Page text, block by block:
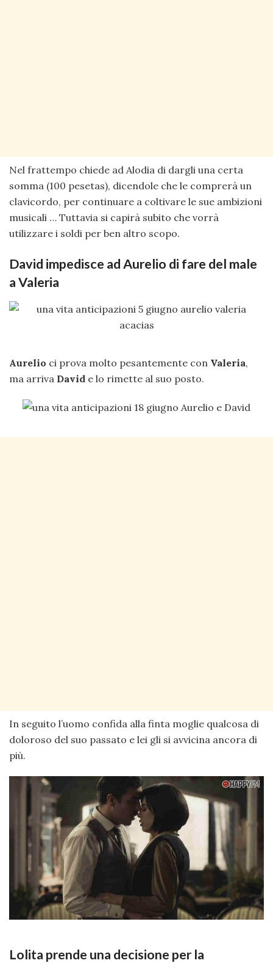
Nel frattempo chiede ad Alodia di dargli una certa
somma (100 pesetas), dicendole che le comprerà un
clavicordo, per continuare a coltivare le sue ambizioni
musicali … Tuttavia si capirà subito che vorrà
utilizzare i soldi per ben altro scopo.
David impedisce ad Aurelio di fare del male
a Valeria
Aurelio ci prova molto pesantemente con Valeria,
ma arriva David e lo rimette al suo posto.
In seguito l’uomo confida alla finta moglie qualcosa di
doloroso del suo passato e lei gli si avvicina ancora di
più.
Lolita prende una decisione per la